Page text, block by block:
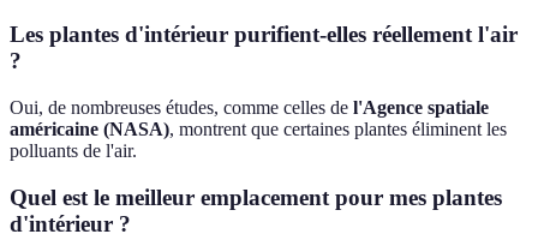
Les plantes d'intérieur purifient-elles réellement l'air
?
Oui, de nombreuses études, comme celles de l'Agence spatiale
américaine (NASA), montrent que certaines plantes éliminent les
polluants de l'air.
Quel est le meilleur emplacement pour mes plantes
d'intérieur ?